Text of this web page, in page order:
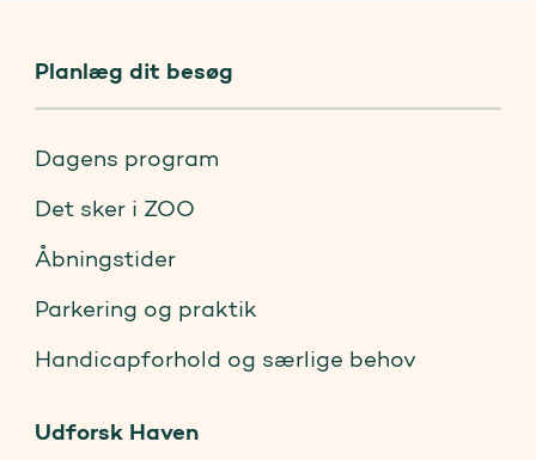
Planlæg dit besøg
Dagens program
Det sker i ZOO
Åbningstider
Parkering og praktik
Handicapforhold og særlige behov
Udforsk Haven